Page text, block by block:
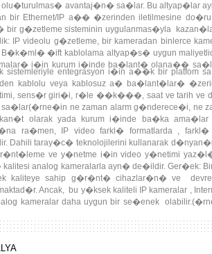
avantaj�n� sa�lar. Bu altyap�lar
Ethernet/IP a�� �zerinden iletilmesine do�ru
g�zetleme sisteminin uygulanmas�yla
videolu g�zetleme, bir kameradan binlerce
�ift kablolama altyap�s� uygun
i�in kurum i�inde ba�lant� olana��
sistemleriyle entegrasyon i�in a��k bir platfom
kablolu veya kablosuz a� ba�lant�lar�
sens�r giri�i, r�le ��k���, saat ve tarih ve
ne zaman alarm g�nderece�i, ne
olarak yada kurum i�inde ba�ka
ra�men, IP video farkl� formatlarda , farkl�
Dahili taray�c� teknolojilerini kullanarak
ve y�netme i�in video y�netimi
analog kameralarla ayn� de�ildir. Ger�ek:
kaliteye sahip g�r�nt� cihazlar�n� ve
Ancak, bu y�ksek kaliteli IP kameralar ,
kameralar daha uygun bir se�enek